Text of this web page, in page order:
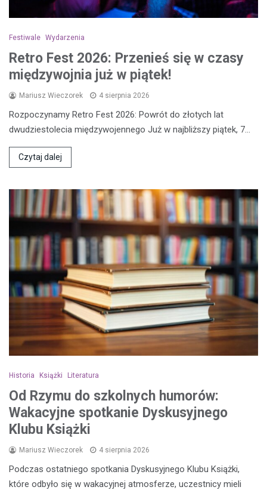
Festiwale Wydarzenia
Retro Fest 2026: Przenieś się w czasy
międzywojnia już w piątek!
Mariusz Wieczorek 4 sierpnia 2026
Rozpoczynamy Retro Fest 2026: Powrót do złotych lat
dwudziestolecia międzywojennego Już w najbliższy piątek, 7…
Czytaj dalej
Historia Książki Literatura
Od Rzymu do szkolnych humorów:
Wakacyjne spotkanie Dyskusyjnego
Klubu Książki
Mariusz Wieczorek 4 sierpnia 2026
Podczas ostatniego spotkania Dyskusyjnego Klubu Książki,
które odbyło się w wakacyjnej atmosferze, uczestnicy mieli